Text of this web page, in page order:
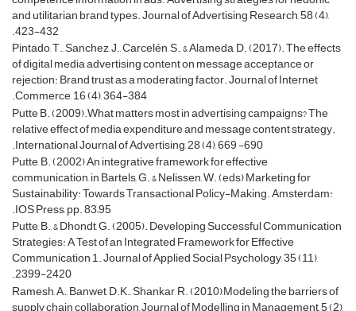
and utilitarian brand types. Journal of Advertising Research, 58 (4),
423-432.
Pintado, T., Sanchez, J., Carcelén, S., & Alameda, D. (2017). The effects
of digital media advertising content on message acceptance or
rejection: Brand trust as a moderating factor. Journal of Internet
Commerce, 16 (4), 364-384.
Putte B. (2009).What matters most in advertising campaigns? The
relative effect of media expenditure and message content strategy.
International Journal of Advertising, 28 (4), 669 -690.
Putte, B. (2002) An integrative framework for effective
communication, in Bartels, G. & Nelissen, W. (eds) Marketing for
Sustainability: Towards Transactional Policy-Making. Amsterdam:
IOS Press, pp. 83–95.
Putte, B., & Dhondt, G. (2005). Developing Successful Communication
Strategies: A Test of an Integrated Framework for Effective
Communication 1. Journal of Applied Social Psychology, 35 (11),
2399-2420.
Ramesh, A., Banwet, D.K., Shankar, R. (2010),Modeling the barriers of